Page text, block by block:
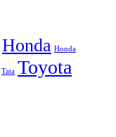
Honda Honda
Tata Toyota